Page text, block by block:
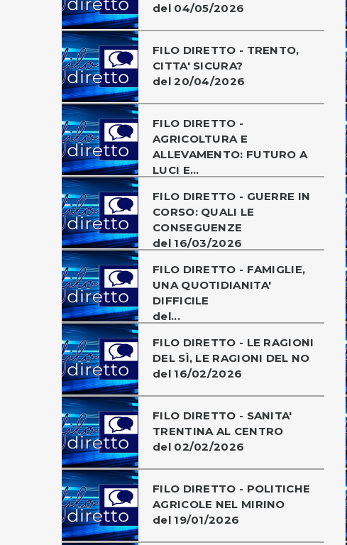
del 04/05/2026
FILO DIRETTO - TRENTO,
CITTA' SICURA?
del 20/04/2026
FILO DIRETTO -
AGRICOLTURA E
ALLEVAMENTO: FUTURO A
LUCI E...
FILO DIRETTO - GUERRE IN
CORSO: QUALI LE
CONSEGUENZE
del 16/03/2026
FILO DIRETTO - FAMIGLIE,
UNA QUOTIDIANITA'
DIFFICILE
del...
FILO DIRETTO - LE RAGIONI
DEL SÌ, LE RAGIONI DEL NO
del 16/02/2026
FILO DIRETTO - SANITA'
TRENTINA AL CENTRO
del 02/02/2026
FILO DIRETTO - POLITICHE
AGRICOLE NEL MIRINO
del 19/01/2026